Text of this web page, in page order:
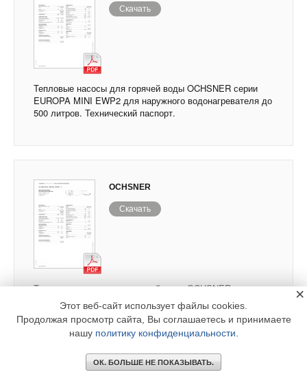
Скачать
Тепловые насосы для горячей воды OCHSNER серии
EUROPA MINI EWP2 для наружного водонагревателя до
500 литров. Технический паспорт.
OCHSNER
Скачать
Тепловые насосы для горячей воды OCHSNER серии
EUROPA MINI EWP1 для наружного водонагревателя до
500 литров. Технический паспорт.
Тепловые насосы для горячей воды OCHSNER
Этот веб-сайт использует файлы cookies.
Продолжая просмотр сайта, Вы соглашаетесь и принимаете
нашу политику конфиденциальности
ОК. БОЛЬШЕ НЕ ПОКАЗЫВАТЬ.
×